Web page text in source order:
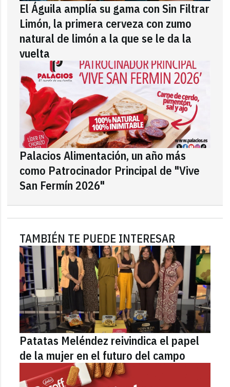
El Águila amplía su gama con Sin Filtrar
Limón, la primera cerveza con zumo
natural de limón a la que se le da la
vuelta
Palacios Alimentación, un año más
como Patrocinador Principal de "Vive
San Fermín 2026"
TAMBIÉN TE PUEDE INTERESAR
Patatas Meléndez reivindica el papel
de la mujer en el futuro del campo